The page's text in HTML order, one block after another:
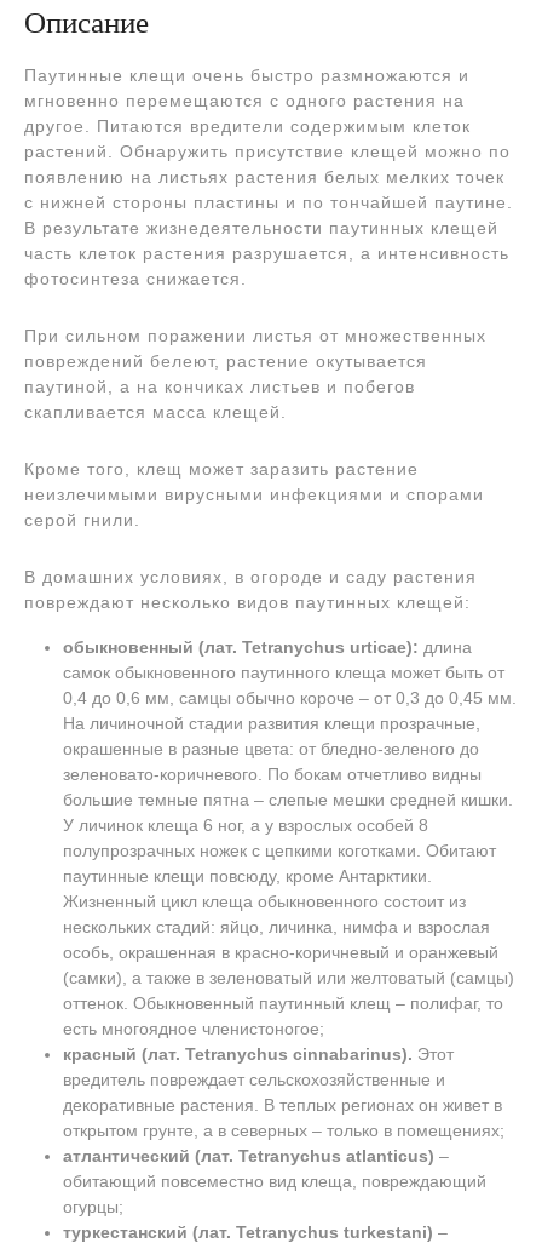
Описание
Паутинные клещи очень быстро размножаются и
мгновенно перемещаются с одного растения на
другое. Питаются вредители содержимым клеток
растений. Обнаружить присутствие клещей можно по
появлению на листьях растения белых мелких точек
с нижней стороны пластины и по тончайшей паутине.
В результате жизнедеятельности паутинных клещей
часть клеток растения разрушается, а интенсивность
фотосинтеза снижается.
При сильном поражении листья от множественных
повреждений белеют, растение окутывается
паутиной, а на кончиках листьев и побегов
скапливается масса клещей.
Кроме того, клещ может заразить растение
неизлечимыми вирусными инфекциями и спорами
серой гнили.
В домашних условиях, в огороде и саду растения
повреждают несколько видов паутинных клещей:
обыкновенный (лат. Tetranychus urticae): длина
самок обыкновенного паутинного клеща может быть от
0,4 до 0,6 мм, самцы обычно короче – от 0,3 до 0,45 мм.
На личиночной стадии развития клещи прозрачные,
окрашенные в разные цвета: от бледно-зеленого до
зеленовато-коричневого. По бокам отчетливо видны
большие темные пятна – слепые мешки средней кишки.
У личинок клеща 6 ног, а у взрослых особей 8
полупрозрачных ножек с цепкими коготками. Обитают
паутинные клещи повсюду, кроме Антарктики.
Жизненный цикл клеща обыкновенного состоит из
нескольких стадий: яйцо, личинка, нимфа и взрослая
особь, окрашенная в красно-коричневый и оранжевый
(самки), а также в зеленоватый или желтоватый (самцы)
оттенок. Обыкновенный паутинный клещ – полифаг, то
есть многоядное членистоногое;
красный (лат. Tetranychus cinnabarinus). Этот
вредитель повреждает сельскохозяйственные и
декоративные растения. В теплых регионах он живет в
открытом грунте, а в северных – только в помещениях;
атлантический (лат. Tetranychus atlanticus) –
обитающий повсеместно вид клеща, повреждающий
огурцы;
туркестанский (лат. Tetranychus turkestani) –